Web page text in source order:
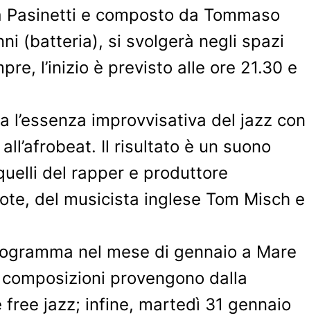
e composto da Tommaso
(batteria), si svolgerà negli spazi
l’inizio è previsto alle ore 21.30 e
l’essenza improvvisativa del jazz con
Il risultato è un suono
del rapper e produttore
del musicista inglese Tom Misch e
nel mese di gennaio a Mare
provengono dalla
jazz; infine, martedì 31 gennaio